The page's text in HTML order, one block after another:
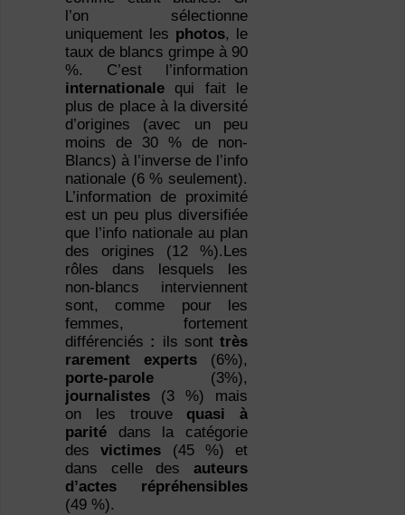
l’on sélectionne
uniquement les photos, le
taux de blancs grimpe à 90
%. C’est l’information
internationalequi fait le
plus de place à la diversité
d’origines (avec un peu
moins de 30 % de non-
Blancs) à l’inverse de l’info
nationale (6 % seulement).
L’information de proximité
est un peu plus diversifiée
que l’info nationale au plan
des origines (12 %).Les
rôles dans lesquels les
non-blancs interviennent
sont, comme pour les
femmes, fortement
différenciés : ils sonttrès
rarement experts (6%),
porte-parole(3%),
journalistes (3 %) mais
on les trouve quasi à
paritédans la catégorie
desvictimes (45 %) et
dans celle desauteurs
d’actes répréhensibles
(49 %).